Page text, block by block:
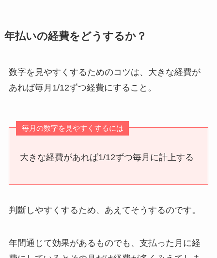
年払いの経費をどうするか？
数字を見やすくするためのコツは、大きな経費が
あれば毎月1/12ずつ経費にすること。
毎月の数字を見やすくするには
大きな経費があれば1/12ずつ毎月に計上する
判斷しやすくするため、あえてそうするのです。
年間通じて効果があるものでも、支払った月に経